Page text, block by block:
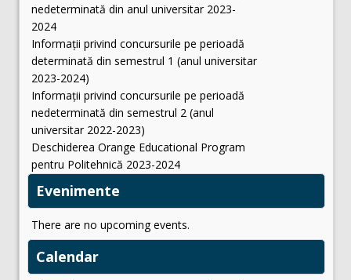
nedeterminată din anul universitar 2023-
2024
Informații privind concursurile pe perioadă
determinată din semestrul 1 (anul universitar
2023-2024)
Informații privind concursurile pe perioadă
nedeterminată din semestrul 2 (anul
universitar 2022-2023)
Deschiderea Orange Educational Program
pentru Politehnică 2023-2024
Evenimente
There are no upcoming events.
Calendar